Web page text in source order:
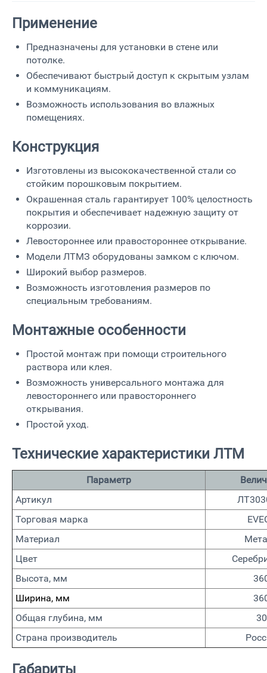
Применение
Предназначены для установки в стене или
потолке.
Обеспечивают быстрый доступ к скрытым узлам
и коммуникациям.
Возможность использования во влажных
помещениях.
Конструкция
Изготовлены из высококачественной стали со
стойким порошковым покрытием.
Окрашенная сталь гарантирует 100% целостность
покрытия и обеспечивает надежную защиту от
коррозии.
Левостороннее или правостороннее открывание.
Модели ЛТМЗ оборудованы замком с ключом.
Широкий выбор размеров.
Возможность изготовления размеров по
специальным требованиям.
Монтажные особенности
Простой монтаж при помощи строительного
раствора или клея.
Возможность универсального монтажа для
левостороннего или правостороннего
открывания.
Простой уход.
Технические характеристики ЛТМ
Параметр
Артикул
Торговая марка
Материал
Цвет
Высота, мм
Ширина, мм
Общая глубина, мм
30
Страна производитель
Габариты